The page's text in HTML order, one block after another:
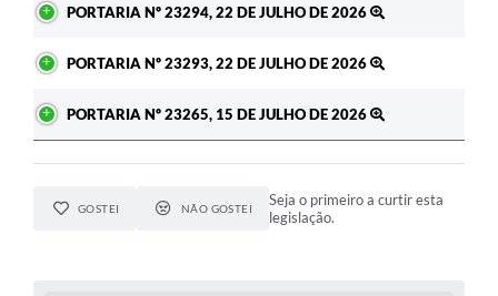
PORTARIA Nº 23294, 22 DE JULHO DE 2026
PORTARIA Nº 23293, 22 DE JULHO DE 2026
PORTARIA Nº 23265, 15 DE JULHO DE 2026
GOSTEI NÃO GOSTEI
Seja o primeiro a curtir esta
legislação.